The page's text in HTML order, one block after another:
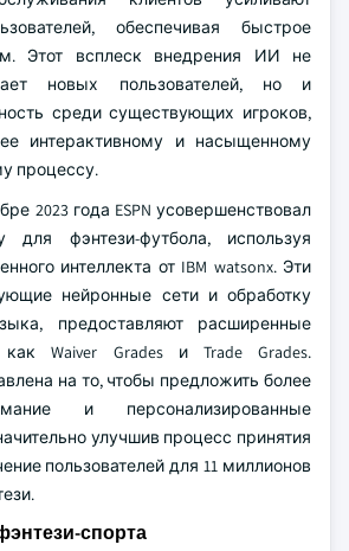
обеспечивая быстрое
Этот всплеск внедрения ИИ не
новых пользователей, но и
среди существующих игроков,
интерактивному и насыщенному
процессу.
2023 года ESPN усовершенствовал
для фэнтези-футбола, используя
интеллекта от IBM watsonx. Эти
нейронные сети и обработку
предоставляют расширенные
Waiver Grades и Trade Grades.
на то, чтобы предложить более
и персонализированные
улучшив процесс принятия
пользователей для 11 миллионов
спорта